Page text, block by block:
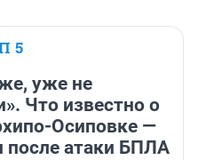
5
уже не
Что известно о
Осиповке —
после атаки БПЛА